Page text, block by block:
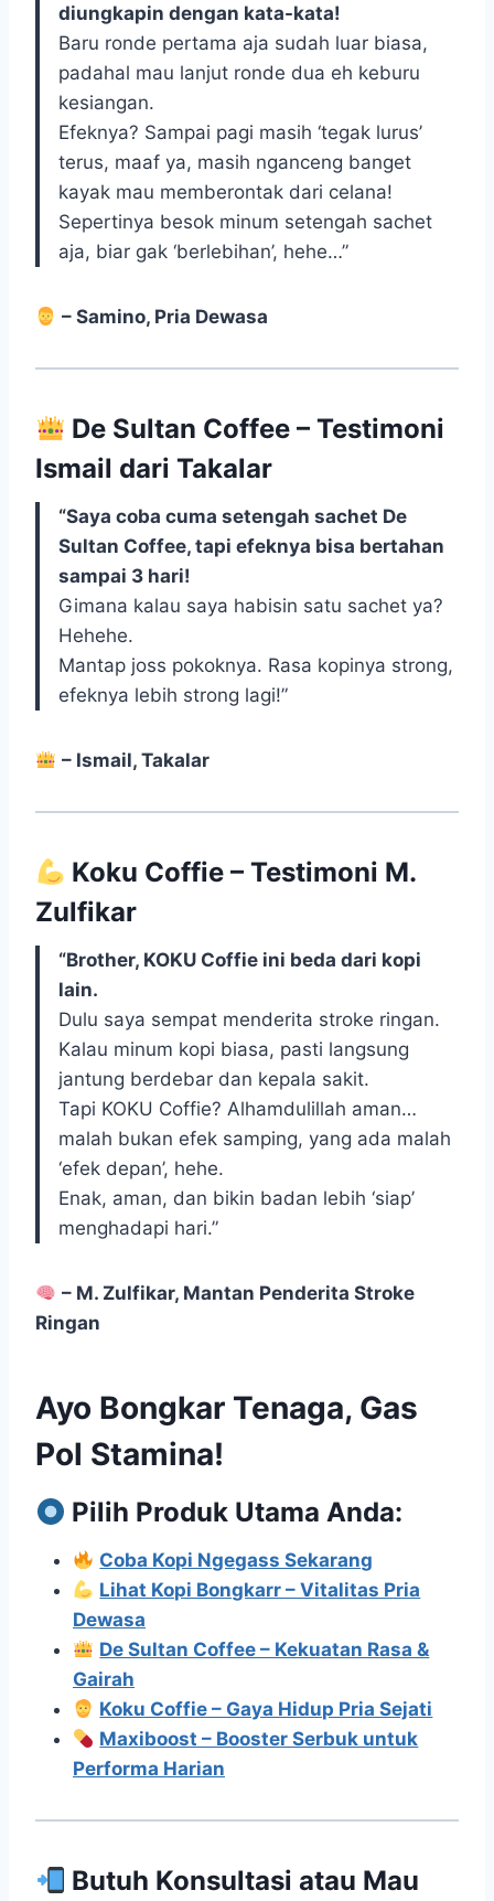
diungkapin dengan kata-kata!
Baru ronde pertama aja sudah luar biasa,
padahal mau lanjut ronde dua eh keburu
kesiangan.
Efeknya? Sampai pagi masih ‘tegak lurus’
terus, maaf ya, masih nganceng banget
kayak mau memberontak dari celana!
Sepertinya besok minum setengah sachet
aja, biar gak ‘berlebihan’, hehe…”
– Samino, Pria Dewasa
De Sultan Coffee – Testimoni
Ismail dari Takalar
“Saya coba cuma setengah sachet De
Sultan Coffee, tapi efeknya bisa bertahan
sampai 3 hari!
Gimana kalau saya habisin satu sachet ya?
Hehehe.
Mantap joss pokoknya. Rasa kopinya strong,
efeknya lebih strong lagi!”
– Ismail, Takalar
Koku Coffie – Testimoni M.
Zulfikar
“Brother, KOKU Coffie ini beda dari kopi
lain.
Dulu saya sempat menderita stroke ringan.
Kalau minum kopi biasa, pasti langsung
jantung berdebar dan kepala sakit.
Tapi KOKU Coffie? Alhamdulillah aman…
malah bukan efek samping, yang ada malah
‘efek depan’, hehe.
Enak, aman, dan bikin badan lebih ‘siap’
menghadapi hari.”
– M. Zulfikar, Mantan Penderita Stroke
Ringan
Ayo Bongkar Tenaga, Gas
Pol Stamina!
Pilih Produk Utama Anda:
Coba Kopi Ngegass Sekarang
Lihat Kopi Bongkarr – Vitalitas Pria
Dewasa
De Sultan Coffee – Kekuatan Rasa &
Gairah
Koku Coffie – Gaya Hidup Pria Sejati
Maxiboost – Booster Serbuk untuk
Performa Harian
Butuh Konsultasi atau Mau